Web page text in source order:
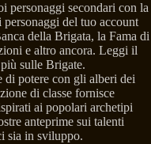
personaggi secondari con la
del tuo account
della Brigata, la Fama di
e altro ancora. Leggi il
sulle Brigate.
di potere con gli alberi dei
di classe fornisce
ai popolari archetipi
anteprime sui talenti
sia in sviluppo.